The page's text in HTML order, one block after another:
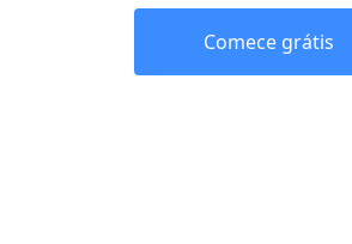
Comece grátis